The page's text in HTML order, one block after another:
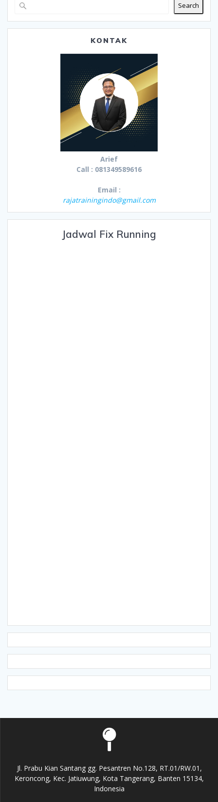
Search
KONTAK
Arief
Call : 081349589616
Email :
rajatrainingindo@gmail.com
Jadwal Fix Running
Jl. Prabu Kian Santang gg. Pesantren No.128, RT.01/RW.01,
Keroncong, Kec. Jatiuwung, Kota Tangerang, Banten 15134,
Indonesia